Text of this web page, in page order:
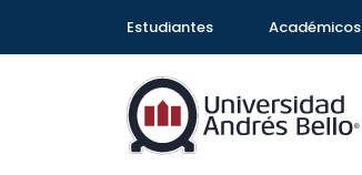
Estudiantes Académicos